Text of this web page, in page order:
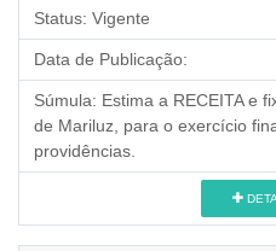
Status: Vigente
Data de Publicação:
Súmula: Estima a RECEITA e
de Mariluz, para o exercício
providências.